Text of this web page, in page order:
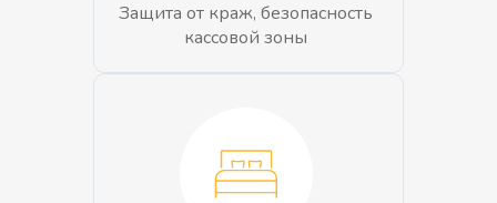
Защита от краж, безопасность
кассовой зоны